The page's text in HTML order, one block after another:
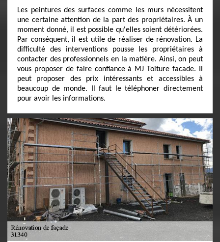
Les peintures des surfaces comme les murs nécessitent
une certaine attention de la part des propriétaires. À un
moment donné, il est possible qu'elles soient détériorées.
Par conséquent, il est utile de réaliser de rénovation. La
difficulté des interventions pousse les propriétaires à
contacter des professionnels en la matière. Ainsi, on peut
vous proposer de faire confiance à MJ Toiture facade. Il
peut proposer des prix intéressants et accessibles à
beaucoup de monde. Il faut le téléphoner directement
pour avoir les informations.